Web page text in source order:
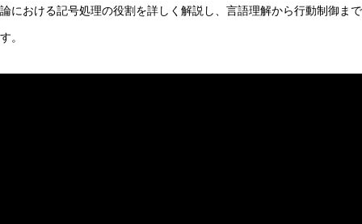
論における記号処理の役割を詳しく解説し、言語理解から行動制御ま
す。